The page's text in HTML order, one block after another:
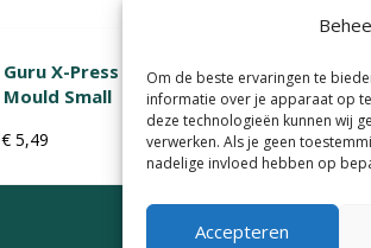
Om de beste ervaringen te
informatie over je apparaat op
deze technologieën kunnen wij
verwerken. Als je geen
nadelige invloed hebben op
Accepteren
Guru X-Press Method
Mould Small
€ 5,49
€7,99